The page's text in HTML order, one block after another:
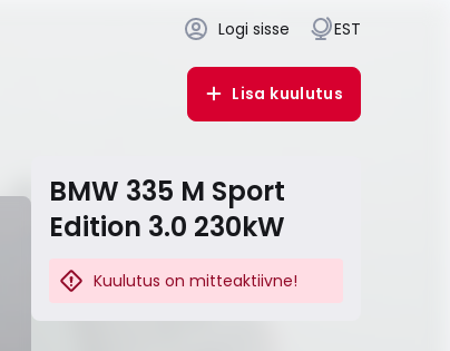
Logi sisse EST
Lisa kuulutus
BMW 335 M Sport
Edition 3.0 230kW
Kuulutus on mitteaktiivne!